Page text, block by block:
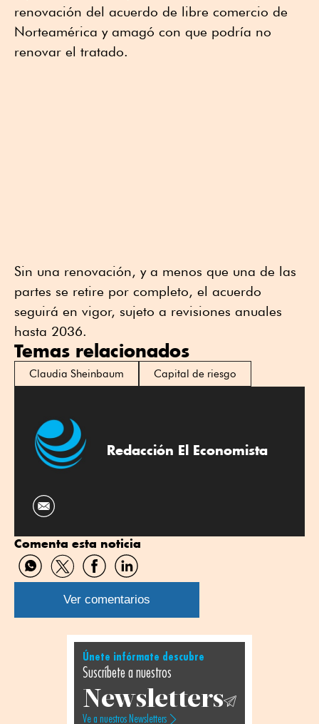
renovación del acuerdo de libre comercio de
Norteamérica y amagó con que podría no
renovar el tratado.
Sin una renovación, y a menos que una de las
partes se retire por completo, el acuerdo
seguirá en vigor, sujeto a revisiones anuales
hasta 2036.
Temas relacionados
Claudia Sheinbaum Capital de riesgo
Redacción El Economista
Comenta esta noticia
Compartir
por
WhatsApp
Compartir
por
Twitter
Compartir
por
Facebook
Compartir
por
Linkedin
Ver comentarios
Únete infórmate descubre
Suscríbete a nuestros
Newsletters
Ve a nuestros Newsletters